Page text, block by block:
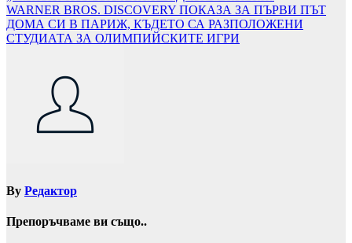
WARNER BROS. DISCOVERY ПОКАЗА ЗА ПЪРВИ ПЪТ
ДОМА СИ В ПАРИЖ, КЪДЕТО СА РАЗПОЛОЖЕНИ
СТУДИАТА ЗА ОЛИМПИЙСКИТЕ ИГРИ
By Редактор
Препоръчваме ви също..